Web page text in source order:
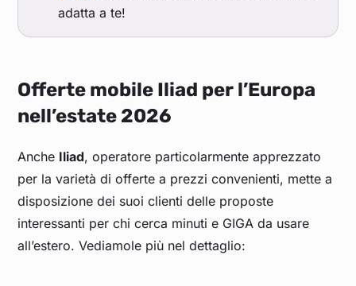
adatta a te!
Offerte mobile Iliad per l’Europa
nell’estate 2026
Anche Iliad, operatore particolarmente apprezzato
per la varietà di offerte a prezzi convenienti, mette a
disposizione dei suoi clienti delle proposte
interessanti per chi cerca minuti e GIGA da usare
all’estero. Vediamole più nel dettaglio: